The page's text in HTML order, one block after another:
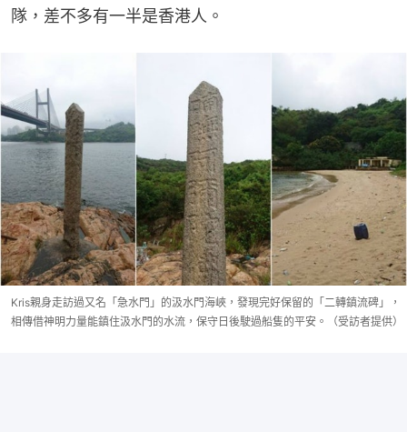
隊，差不多有一半是香港人。
Kris親身走訪過又名「急水門」的汲水門海峽，發現完好保留的「二轉鎮流碑」，
相傳借神明力量能鎮住汲水門的水流，保守日後駛過船隻的平安。（受訪者提供）